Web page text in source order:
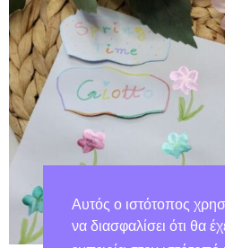
Αυτός ο ιστότοπος
να διασφαλίσει ότι θα